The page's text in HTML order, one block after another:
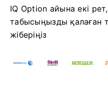
IQ Option айына екі
табысыңызды қалаған
жіберіңіз